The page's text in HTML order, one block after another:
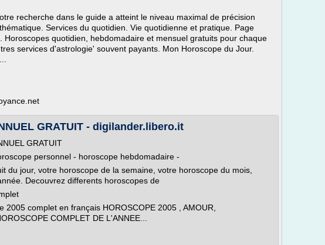
recherche dans le guide a atteint le niveau maximal de précision
Services du quotidien. Vie quotidienne et pratique. Page
Horoscopes quotidien, hebdomadaire et mensuel gratuits pour chaque
services d'astrologie' souvent payants. Mon Horoscope du Jour.
GRATUIT - digilander.libero.it
GRATUIT
personnel - horoscope hebdomadaire -
du jour, votre horoscope de la semaine, votre horoscope du mois,
Decouvrez differents horoscopes de
2005 complet en français HOROSCOPE 2005 , AMOUR,
COMPLET DE L'ANNEE...